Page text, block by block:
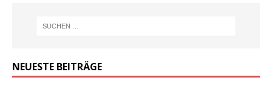
NEUESTE BEITRÄGE